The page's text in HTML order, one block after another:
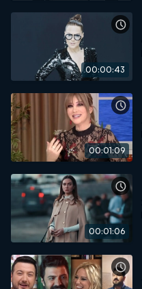
00:00:43
00:01:09
00:01:06